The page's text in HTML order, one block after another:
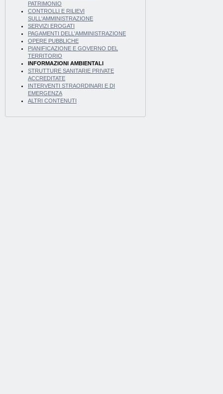
PATRIMONIO
CONTROLLI E RILIEVI
SULL'AMMINISTRAZIONE
SERVIZI EROGATI
PAGAMENTI DELL'AMMINISTRAZIONE
OPERE PUBBLICHE
PIANIFICAZIONE E GOVERNO DEL
TERRITORIO
INFORMAZIONI AMBIENTALI
STRUTTURE SANITARIE PRIVATE
ACCREDITATE
INTERVENTI STRAORDINARI E DI
EMERGENZA
ALTRI CONTENUTI